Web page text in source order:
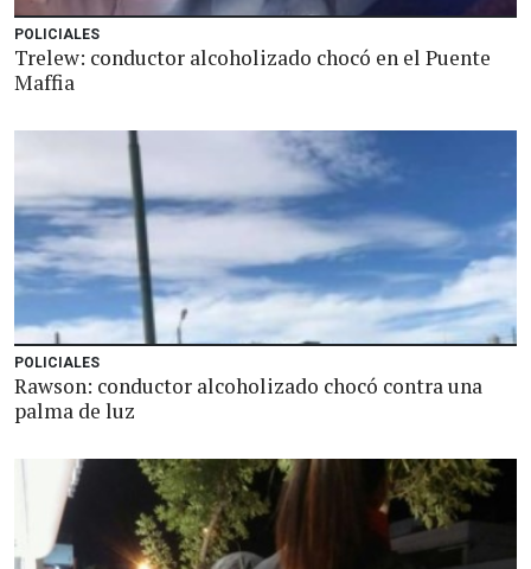
POLICIALES
Trelew: conductor alcoholizado chocó en el Puente
Maffia
POLICIALES
Rawson: conductor alcoholizado chocó contra una
palma de luz